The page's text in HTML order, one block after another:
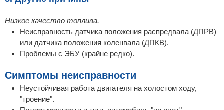
Низкое качество топлива.
Неисправность датчика положения распредвала (ДПРВ)
или датчика положения коленвала (ДПКВ).
Проблемы с ЭБУ (крайне редко).
Симптомы неисправности
Неустойчивая работа двигателя на холостом ходу,
"троение".